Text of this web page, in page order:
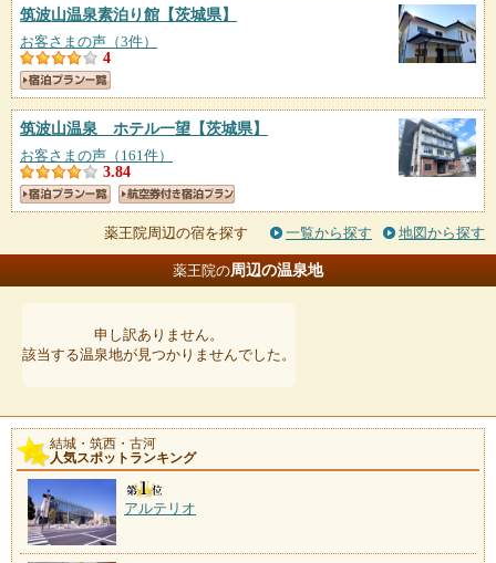
筑波山温泉素泊り館 【茨城県】
お客さまの声（3件）
4
筑波山温泉 ホテル一望 【茨城県】
お客さまの声（161件）
3.84
薬王院周辺の宿を探す 一覧から探す 地図から探す
薬王院の周辺の温泉地
申し訳ありません。
該当する温泉地が見つかりませんでした。
結城・筑西・古河
人気スポットランキング
アルテリオ